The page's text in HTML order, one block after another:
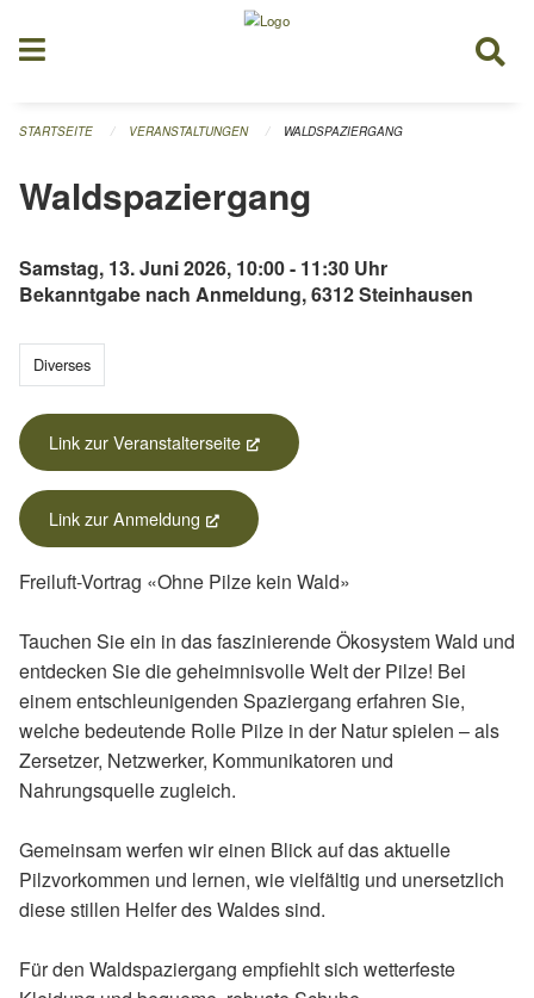
STARTSEITE VERANSTALTUNGEN WALDSPAZIERGANG
Waldspaziergang
Samstag, 13. Juni 2026, 10:00 - 11:30 Uhr
Bekanntgabe nach Anmeldung, 6312 Steinhausen
Diverses
Link zur Veranstalterseite (External Link)
Link zur Anmeldung (External Link)
Freiluft-Vortrag «Ohne Pilze kein Wald»
Tauchen Sie ein in das faszinierende Ökosystem Wald und
entdecken Sie die geheimnisvolle Welt der Pilze! Bei
einem entschleunigenden Spaziergang erfahren Sie,
welche bedeutende Rolle Pilze in der Natur spielen – als
Zersetzer, Netzwerker, Kommunikatoren und
Nahrungsquelle zugleich.
Gemeinsam werfen wir einen Blick auf das aktuelle
Pilzvorkommen und lernen, wie vielfältig und unersetzlich
diese stillen Helfer des Waldes sind.
Für den Waldspaziergang empfiehlt sich wetterfeste